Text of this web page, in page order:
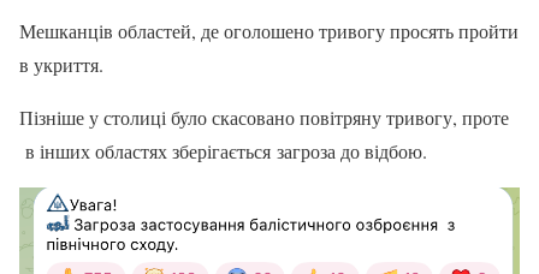
Мешканців областей, де оголошено тривогу просять пройти
в укриття.
Пізніше у столиці було скасовано повітряну тривогу, проте
в інших областях зберігається загроза до відбою.